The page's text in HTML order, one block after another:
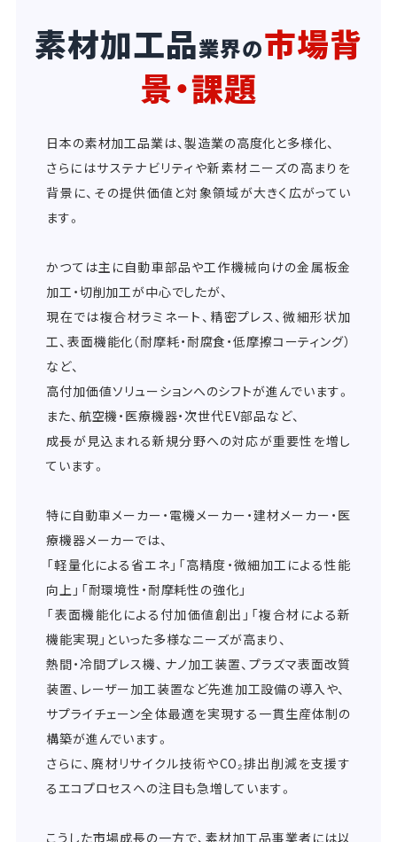
素材加工品業界の市場背
景・課題
日本の素材加工品業は、製造業の高度化と多様化、
さらにはサステナビリティや新素材ニーズの高まりを
背景に、その提供価値と対象領域が大きく広がってい
ます。
かつては主に自動車部品や工作機械向けの金属板金
加工・切削加工が中心でしたが、
現在では複合材ラミネート、精密プレス、微細形状加
工、表面機能化（耐摩耗・耐腐食・低摩擦コーティング）
など、
高付加価値ソリューションへのシフトが進んでいます。
また、航空機・医療機器・次世代EV部品など、
成長が見込まれる新規分野への対応が重要性を増し
ています。
特に自動車メーカー・電機メーカー・建材メーカー・医
療機器メーカーでは、
「軽量化による省エネ」「高精度・微細加工による性能
向上」「耐環境性・耐摩耗性の強化」
「表面機能化による付加価値創出」「複合材による新
機能実現」といった多様なニーズが高まり、
熱間・冷間プレス機、ナノ加工装置、プラズマ表面改質
装置、レーザー加工装置など先進加工設備の導入や、
サプライチェーン全体最適を実現する一貫生産体制の
構築が進んでいます。
さらに、廃材リサイクル技術やCO₂排出削減を支援す
るエコプロセスへの注目も急増しています。
こうした市場成長の一方で、素材加工品事業者には以